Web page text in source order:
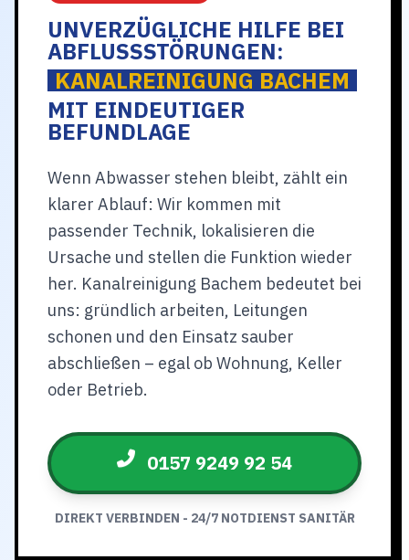
UNVERZÜGLICHE HILFE BEI
ABFLUSSSTÖRUNGEN:
KANALREINIGUNG BACHEM
MIT EINDEUTIGER
BEFUNDLAGE
Wenn Abwasser stehen bleibt, zählt ein
klarer Ablauf: Wir kommen mit
passender Technik, lokalisieren die
Ursache und stellen die Funktion wieder
her. Kanalreinigung Bachem bedeutet bei
uns: gründlich arbeiten, Leitungen
schonen und den Einsatz sauber
abschließen – egal ob Wohnung, Keller
oder Betrieb.
0157 9249 92 54
DIREKT VERBINDEN - 24/7 NOTDIENST SANITÄR